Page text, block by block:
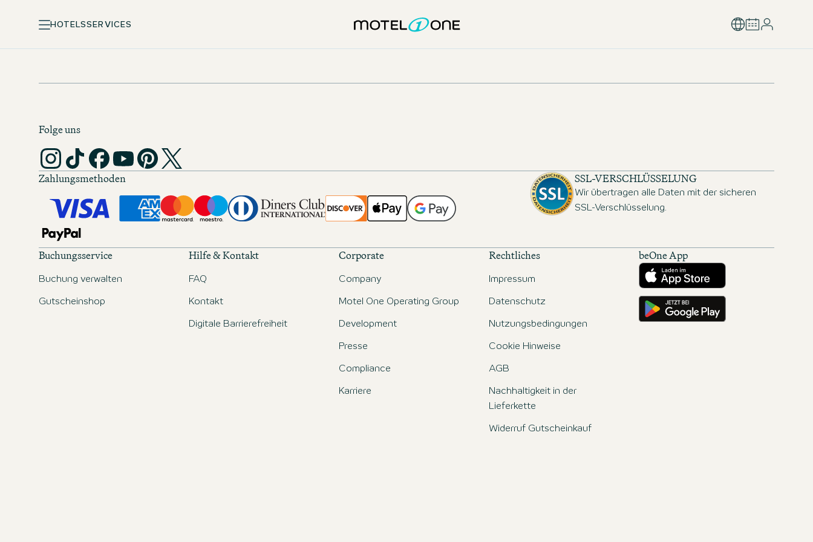
HOTELSSERVICES
Folge uns
Zahlungsmethoden SSL-VERSCHLÜSSELUNG
Wir übertragen alle Daten mit der sicheren
SSL-Verschlüsselung.
Buchungsservice
Buchung verwalten
Gutscheinshop
Hilfe & Kontakt
FAQ
Kontakt
Digitale Barrierefreiheit
Corporate
Company
Motel One Operating Group
Development
Presse
Compliance
Karriere
Rechtliches
Impressum
Datenschutz
Nutzungsbedingungen
Cookie Hinweise
AGB
Nachhaltigkeit in der
Lieferkette
Widerruf Gutscheinkauf
beOne App
Herunterladen aus dem App Store
Hole es dir auf Google Play